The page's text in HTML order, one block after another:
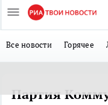
Все новости Горячее
Партия